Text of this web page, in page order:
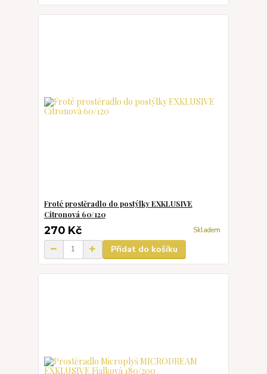
Froté prostěradlo do postýlky EXKLUSIVE
Citronová 60/120
270 Kč Skladem
Přidat do košíku